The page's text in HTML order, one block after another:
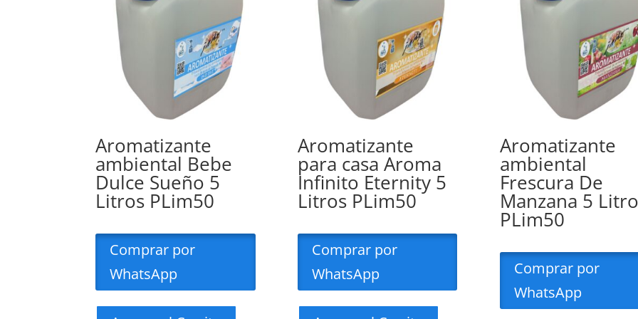
Aromatizante
ambiental Bebe
Dulce Sueño 5
Litros PLim50
Comprar por
WhatsApp
Aromatizante
para casa Aroma
Infinito Eternity 5
Litros PLim50
Comprar por
WhatsApp
Aromatizante
ambiental
Frescura De
Manzana 5
PLim50
Comprar por
WhatsApp